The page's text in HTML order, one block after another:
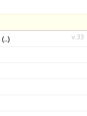
v.33
(..)